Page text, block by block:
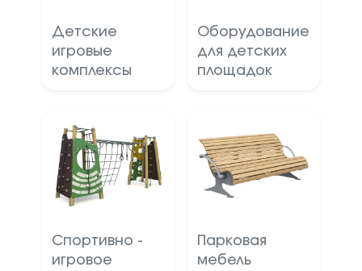
Детские
игровые
комплексы
Оборудование
для детских
площадок
Спортивно -
игровое
Парковая
мебель